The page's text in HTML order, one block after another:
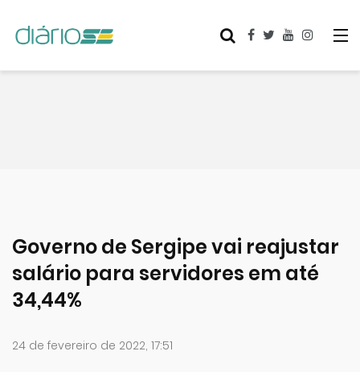
Governo de Sergipe vai reajustar
salário para servidores em até
34,44%
24 de fevereiro de 2022, 17:51